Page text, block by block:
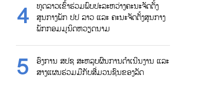
ທູດລາວເຂົ້າຮ່ວມພົບປະລະຫວ່າງຄະນະຈັດຕັ້ງ
ສູນກາງພັກ ປປ ລາວ ແລະ ຄະນະຈັດຕັ້ງສູນກາງ
ພັກກອມມູນິດຫວຽດນາມ
ອົງການ ສປຊ ສະຫລຸບຜົນການດຳເນີນງານ ແລະ
ສາງແຜນຮ່ວມມືກັບສື່ມວນຊົນຂອງລັດ